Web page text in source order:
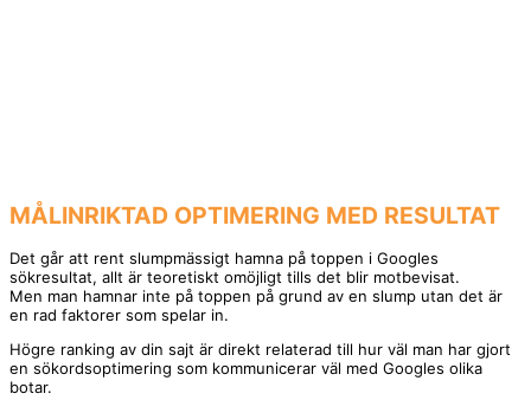
MÅLINRIKTAD OPTIMERING MED RESULTAT
Det går att rent slumpmässigt hamna på toppen i Googles
sökresultat, allt är teoretiskt omöjligt tills det blir motbevisat.
Men man hamnar inte på toppen på grund av en slump utan det är
en rad faktorer som spelar in.
Högre ranking av din sajt är direkt relaterad till hur väl man har gjort
en sökordsoptimering som kommunicerar väl med Googles olika
botar.